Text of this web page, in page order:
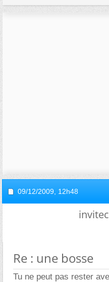
09/12/2009, 12h48
Re : une bosse
Tu ne peut pas rester